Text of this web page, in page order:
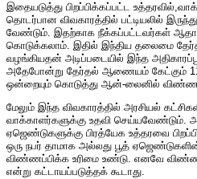
இதையடுத்து பிறப்பிக்கப்பட்ட
தொடர்பான விவகாரத்தில் பட்டியலில்
வேண்டும். இதற்காக நீக்கப்பட்டவர்கள்
கொடுக்கலாம். இதில் இந்திய தலைமை
வழங்கியதன் அடிப்படையில் இந்த
அதேபோன்று தேர்தல் ஆணையம் கேட்கும்
ஒன்றையும் கொடுத்து ஆன்-லைனில்
மேலும் இந்த விவகாரத்தில் அரசியல்
வாக்காளர்களுக்கு உதவி செய்யவேண்டும்.
ஏஜெண்டுகளுக்கு பிரத்யேக உத்தரவை
ஒரு நபர் தாமாக அல்லது பூத்
விண்ணப்பிக்க உரிமை உண்டு. எனவே
என்று கட்டாயப்படுத்தக் கூடாது.